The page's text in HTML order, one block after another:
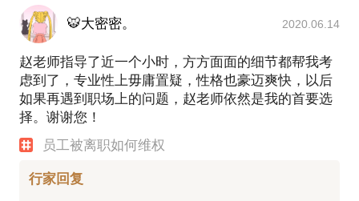
🐯大密密。 2020.06.14
赵老师指导了近一个小时，方方面面的细节都帮我考
虑到了，专业性上毋庸置疑，性格也豪迈爽快，以后
如果再遇到职场上的问题，赵老师依然是我的首要选
择。谢谢您！
员工被离职如何维权
行家回复